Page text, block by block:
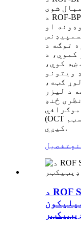
شوی
د ROF-BPR لړۍ متوازن رڼا کشف ماډل
او
توګه د
کموي، د
ښه کوي،
ویتونو
ګټه،
د لیزر
ځنډ
(OCT سیسټم) او نورو برخو کې کارول
کیږي.
تفصیل
د ROF Si تنظیم وړ ګټې